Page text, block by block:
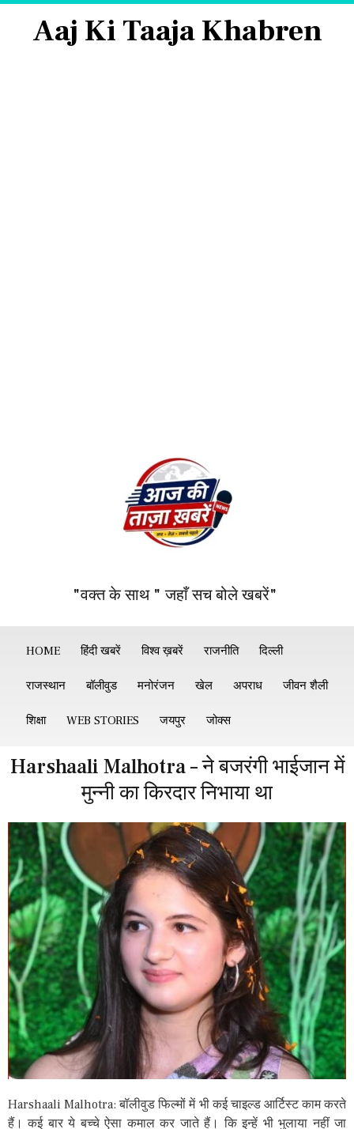
Aaj Ki Taaja Khabren
"वक्त के साथ " जहाँ सच बोले खबरें"
HOME हिंदी खबरें विश्व ख़बरें राजनीति दिल्ली
राजस्थान बॉलीवुड मनोरंजन खेल अपराध जीवन शैली
शिक्षा WEB STORIES जयपुर जोक्स
Harshaali Malhotra – ​​ने बजरंगी भाईजान में
मुन्नी का किरदार निभाया था
Harshaali Malhotra: बॉलीवुड फिल्मों में भी कई चाइल्ड आर्टिस्ट काम करते
हैं। कई बार ये बच्चे ऐसा कमाल कर जाते हैं। कि इन्हें भी भुलाया नहीं जा